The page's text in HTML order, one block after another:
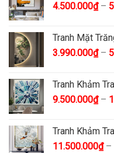
4.500.000₫–
Tranh Mặt
3.990.000₫–
Tranh Khảm
9.500.000₫–
Tranh Khảm
11.500.000₫–